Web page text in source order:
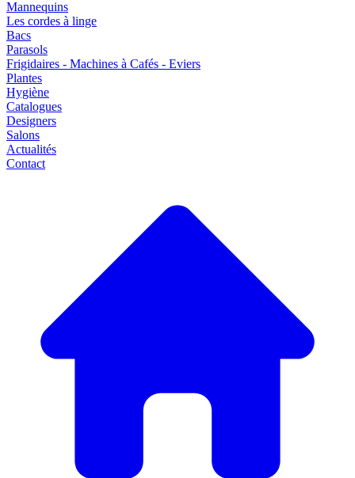
Mannequins
Les cordes à linge
Bacs
Parasols
Frigidaires - Machines à Cafés - Eviers
Plantes
Hygiène
Catalogues
Designers
Salons
Actualités
Contact